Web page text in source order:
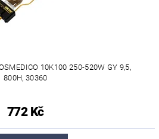
10K100 250-520W GY 9,5,
800H, 30360
772 Kč